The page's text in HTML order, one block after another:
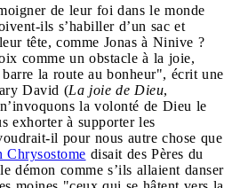
de leur foi dans le monde
ils s’habiller d’un sac et
tête, comme Jonas à Ninive ?
comme un obstacle à la joie,
la route au bonheur", écrit une
David (La joie de Dieu,
la volonté de Dieu le
exhorter à supporter les
il pour nous autre chose que
Chrysostome disait des Pères du
démon comme s’ils allaient danser